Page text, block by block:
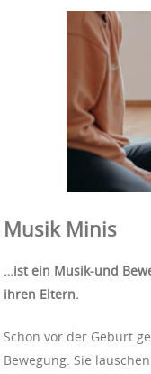
Musik Minis
…ist ein Musik-und
ihren Eltern.
Schon vor der Geburt
Bewegung. Sie